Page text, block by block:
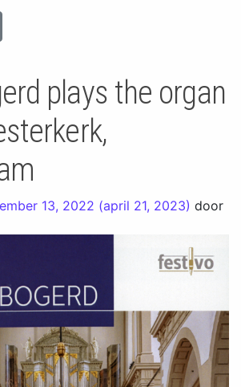
plays the organ
13, 2022 (april 21, 2023) door